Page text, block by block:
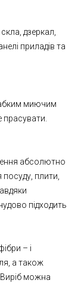
дзеркал,
приладів та
миючим
прасувати.
абсолютно
посуду, плити,
підходить
– і
а також
Виріб можна